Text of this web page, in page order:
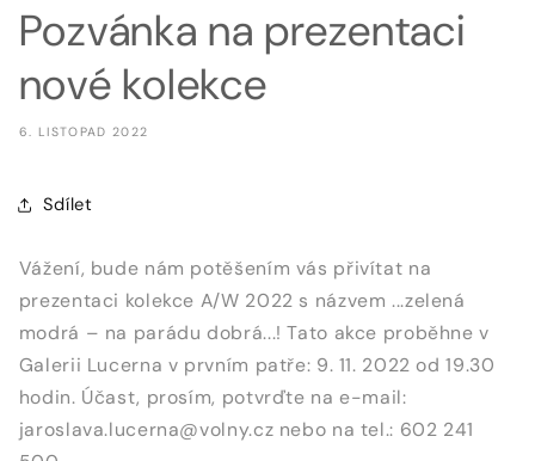
Pozvánka na prezentaci
nové kolekce
6. LISTOPAD 2022
Sdílet
Vážení, bude nám potěšením vás přivítat na
prezentaci kolekce A/W 2022 s názvem ...zelená
modrá – na parádu dobrá...! Tato akce proběhne v
Galerii Lucerna v prvním patře: 9. 11. 2022 od 19.30
hodin. Účast, prosím, potvrďte na e-mail:
jaroslava.lucerna@volny.cz nebo na tel.: 602 241